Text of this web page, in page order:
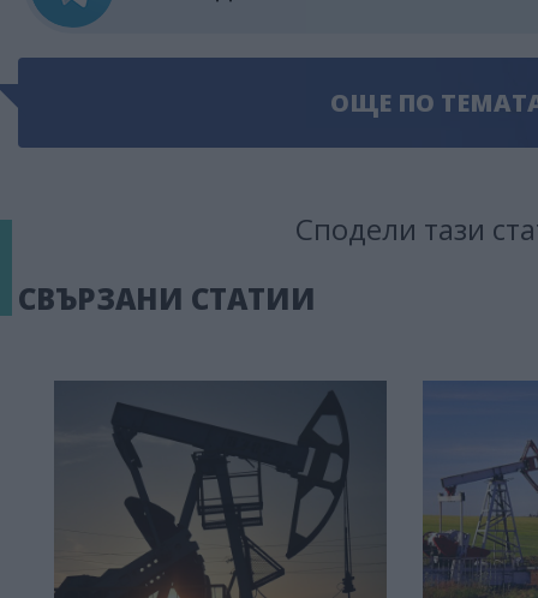
ОЩЕ ПО
Сподели тази
СВЪРЗАНИ СТАТИИ